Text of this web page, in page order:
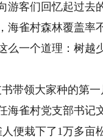
游客们回忆起过去
雀村森林覆盖率不
一个道理：树越
领大家种的第一
雀村党支部书记文
便栽下了1万多亩